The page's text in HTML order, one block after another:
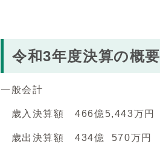
令和3年度決算の概要
一般会計
歳入決算額 466億5,443万円
歳出決算額 434億 570万円